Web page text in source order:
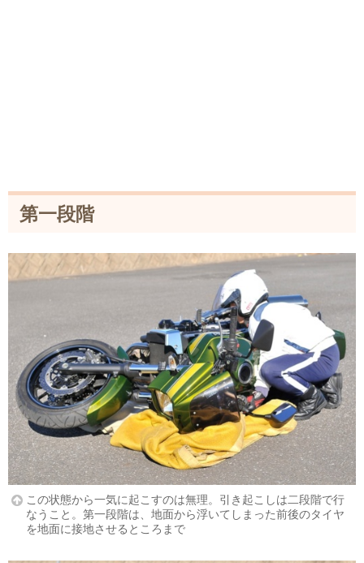
第一段階
この状態から一気に起こすのは無理。引き起こしは二段階で行
なうこと。第一段階は、地面から浮いてしまった前後のタイヤ
を地面に接地させるところまで